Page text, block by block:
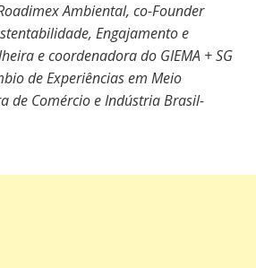
Ambiental, co-Founder
Engajamento e
e coordenadora do GIEMA + SG
de Experiências em Meio
de Comércio e Indústria Brasil-